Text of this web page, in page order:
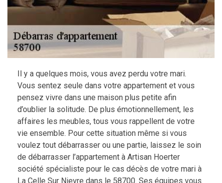
Il y a quelques mois, vous avez perdu votre mari.
Vous sentez seule dans votre appartement et vous
pensez vivre dans une maison plus petite afin
d’oublier la solitude. De plus émotionnellement, les
affaires les meubles, tous vous rappellent de votre
vie ensemble. Pour cette situation même si vous
voulez tout débarrasser ou une partie, laissez le soin
de débarrasser l’appartement à Artisan Hoerter
société spécialiste pour le cas décès de votre mari à
La Celle Sur Nievre dans le 58700. Ses équipes vous